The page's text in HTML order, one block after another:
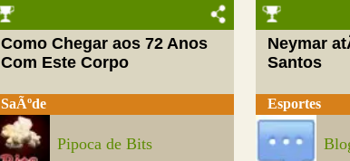
Como Chegar aos 72 Anos
Com Este Corpo
SaÃºde
Pipoca de Bits
Neymar
Santos
Esportes